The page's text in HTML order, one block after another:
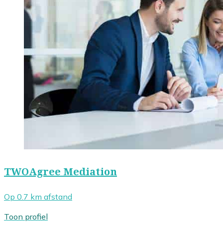
TWOAgree Mediation
Op 0.7 km afstand
Toon profiel